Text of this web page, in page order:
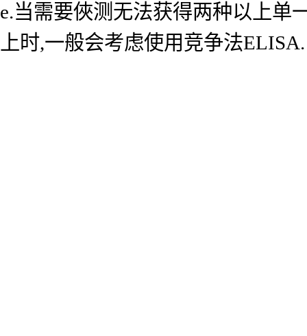
e.当需要俠测无法获得两种以上单
上时,一般会考虑使用竞争法ELISA.